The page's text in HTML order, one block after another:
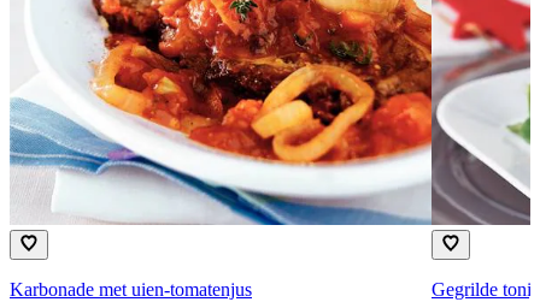
Karbonade met uien-tomatenjus
Gegrilde